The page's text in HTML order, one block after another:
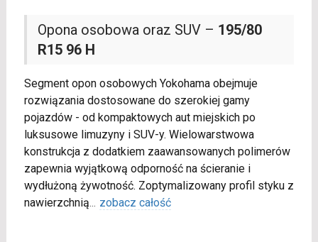
Opona osobowa oraz SUV – 195/80
R15 96 H
Segment opon osobowych Yokohama obejmuje
rozwiązania dostosowane do szerokiej gamy
pojazdów - od kompaktowych aut miejskich po
luksusowe limuzyny i SUV-y. Wielowarstwowa
konstrukcja z dodatkiem zaawansowanych polimerów
zapewnia wyjątkową odporność na ścieranie i
wydłużoną żywotność. Zoptymalizowany profil styku z
nawierzchnią... zobacz całość